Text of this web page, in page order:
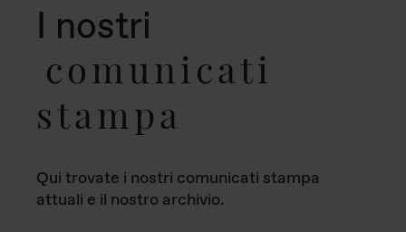
I nostri
comunicati
stampa
Qui trovate i nostri comunicati stampa
attuali e il nostro archivio.